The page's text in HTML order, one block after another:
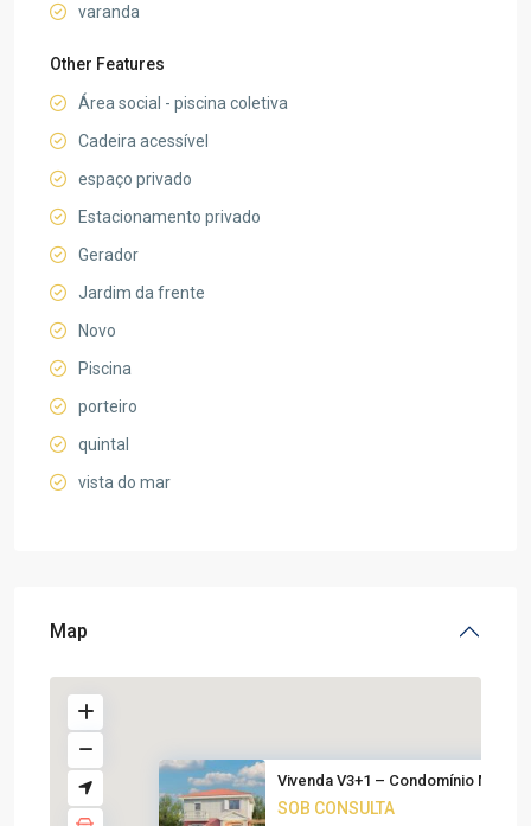
varanda
Other Features
Área social - piscina coletiva
Cadeira acessível
espaço privado
Estacionamento privado
Gerador
Jardim da frente
Novo
Piscina
porteiro
quintal
vista do mar
Map
Vivenda V3+1 – Condomínio Mari...
SOB CONSULTA